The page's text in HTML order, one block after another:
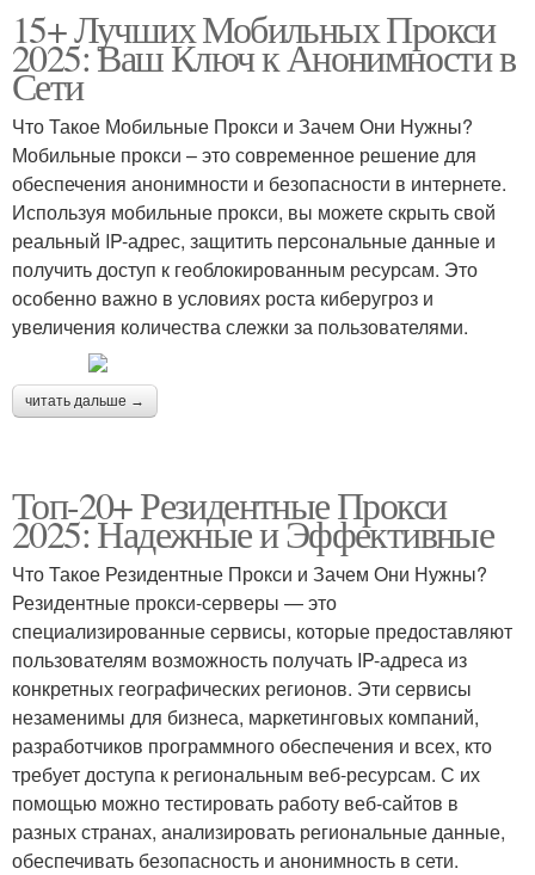
15+ Лучших Мобильных Прокси
2025: Ваш Ключ к Анонимности в
Сети
Что Такое Мобильные Прокси и Зачем Они Нужны?
Мобильные прокси – это современное решение для
обеспечения анонимности и безопасности в интернете.
Используя мобильные прокси, вы можете скрыть свой
реальный IP-адрес, защитить персональные данные и
получить доступ к геоблокированным ресурсам. Это
особенно важно в условиях роста киберугроз и
увеличения количества слежки за пользователями.
читать дальше →
Топ-20+ Резидентные Прокси
2025: Надежные и Эффективные
Что Такое Резидентные Прокси и Зачем Они Нужны?
Резидентные прокси-серверы — это
специализированные сервисы, которые предоставляют
пользователям возможность получать IP-адреса из
конкретных географических регионов. Эти сервисы
незаменимы для бизнеса, маркетинговых компаний,
разработчиков программного обеспечения и всех, кто
требует доступа к региональным веб-ресурсам. С их
помощью можно тестировать работу веб-сайтов в
разных странах, анализировать региональные данные,
обеспечивать безопасность и анонимность в сети.